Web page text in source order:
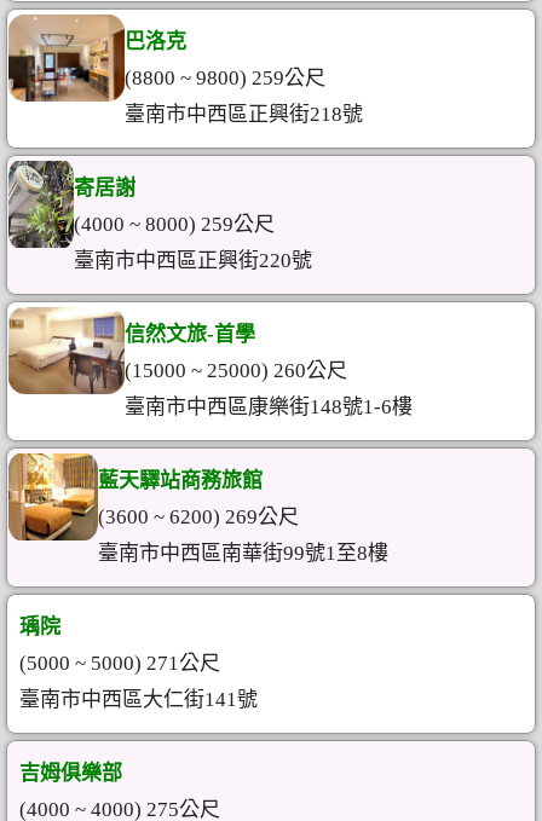
巴洛克
(8800 ~ 9800) 259公尺
臺南市中西區正興街218號
寄居謝
(4000 ~ 8000) 259公尺
臺南市中西區正興街220號
信然文旅-首學
(15000 ~ 25000) 260公尺
臺南市中西區康樂街148號1-6樓
藍天驛站商務旅館
(3600 ~ 6200) 269公尺
臺南市中西區南華街99號1至8樓
瑀院
(5000 ~ 5000) 271公尺
臺南市中西區大仁街141號
吉姆俱樂部
(4000 ~ 4000) 275公尺